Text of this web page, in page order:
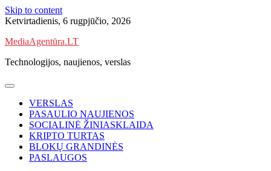
Skip to content
Ketvirtadienis, 6 rugpjūčio, 2026
MediaAgentūra.LT
Technologijos, naujienos, verslas
VERSLAS
PASAULIO NAUJIENOS
SOCIALINĖ ŽINIASKLAIDA
KRIPTO TURTAS
BLOKŲ GRANDINĖS
PASLAUGOS